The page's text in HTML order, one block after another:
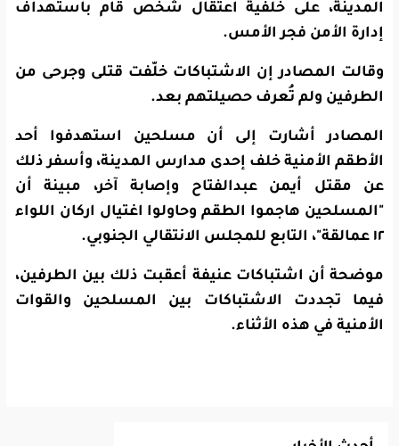
المدينة، على خلفية اعتقال شخص قام باستهداف
إدارة الأمن فجر الأمس.
وقالت المصادر إن الاشتباكات خلّفت قتلى وجرحى من
الطرفين ولم تُعرف حصيلتهم بعد.
المصادر أشارت إلى أن مسلحين استهدفوا أحد
الأطقم الأمنية خلف إحدى مدارس المدينة، وأسفر ذلك
عن مقتل أيمن عبدالفتاح وإصابة آخر، مبينة أن
"المسلحين هاجموا الطقم وحاولوا اغتيال اركان اللواء
١٢ عمالقة"، التابع للمجلس الانتقالي الجنوبي.
موضحة أن اشتباكات عنيفة أعقبت ذلك بين الطرفين،
فيما تجددت الاشتباكات بين المسلحين والقوات
الأمنية في هذه الأثناء.